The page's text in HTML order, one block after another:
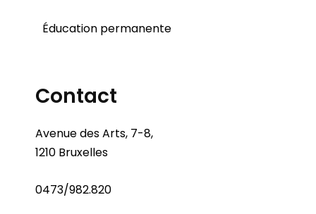
Éducation permanente
Contact
Avenue des Arts, 7-8,
1210 Bruxelles
0473/982.820